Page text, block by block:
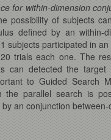
for within-dimension
possibility of subjects
defined by an within-
subjects participated in
trials each one. The
can detected the target
to Guided Search
the parallel search is
an conjunction between-